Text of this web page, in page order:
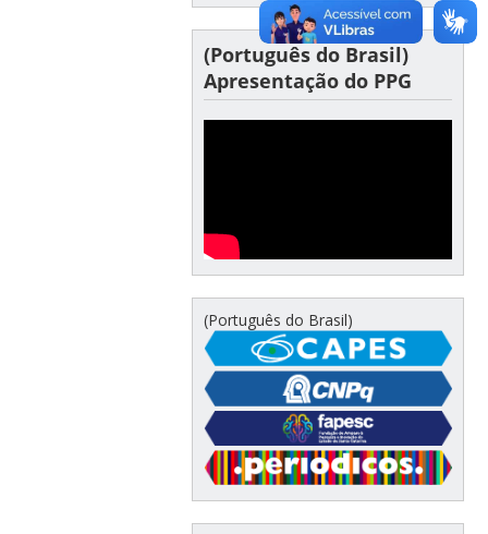
(Português do Brasil)
Apresentação do PPG
(Português do Brasil)